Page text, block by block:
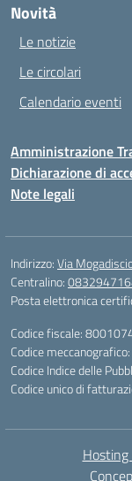
Novità
Le notizie
Le circolari
Calendario eventi
Amministrazione
Dichiarazione di
Note legali
Indirizzo:Via
Centralino:
Posta elettronica
Codice fiscale:
Codice meccanografico:
Codice Indice delle
Codice unico di
Hosting